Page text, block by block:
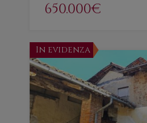
650.000€
In evidenza